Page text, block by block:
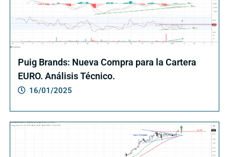
Puig Brands: Nueva Compra para la Cartera
EURO. Análisis Técnico.
16/01/2025